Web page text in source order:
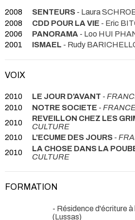
2008 SENTEURS - Laura
2008
CDD POUR LA VIE - Eric
2006
PANORAMA - Loo HUI
2001
ISMAEL - Rudy
VOIX
2010 LE JOUR D'AVANT -
2010
NOTRE SOCIETE -
2010
REVEILLON CHEZ LES
CULTURE
2010
L'ECUME DES JOURS -
2010
LA CHOSE DANS LA
CULTURE
FORMATION
- Résidence d'écriture
(Lussas)